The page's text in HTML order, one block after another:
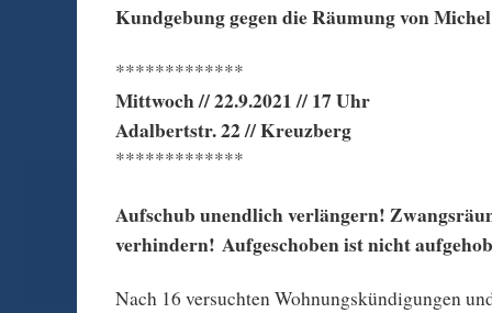
Kundgebung gegen die Räumung von Michel
*************
Mittwoch // 22.9.2021 // 17 Uhr
Adalbertstr. 22 // Kreuzberg
*************
Aufschub unendlich verlängern!
verhindern! Aufgeschoben ist nicht
Nach 16 versuchten Wohnungskündigungen